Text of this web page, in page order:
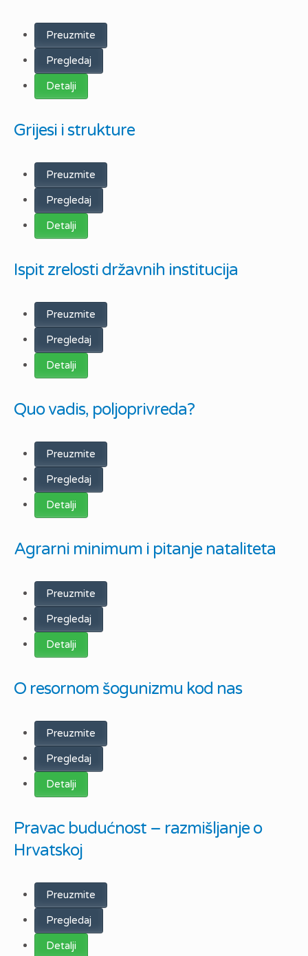
Preuzmite
Pregledaj
Detalji
Grijesi i strukture
Preuzmite
Pregledaj
Detalji
Ispit zrelosti državnih institucija
Preuzmite
Pregledaj
Detalji
Quo vadis, poljoprivreda?
Preuzmite
Pregledaj
Detalji
Agrarni minimum i pitanje nataliteta
Preuzmite
Pregledaj
Detalji
O resornom šogunizmu kod nas
Preuzmite
Pregledaj
Detalji
Pravac budućnost – razmišljanje o
Hrvatskoj
Preuzmite
Pregledaj
Detalji